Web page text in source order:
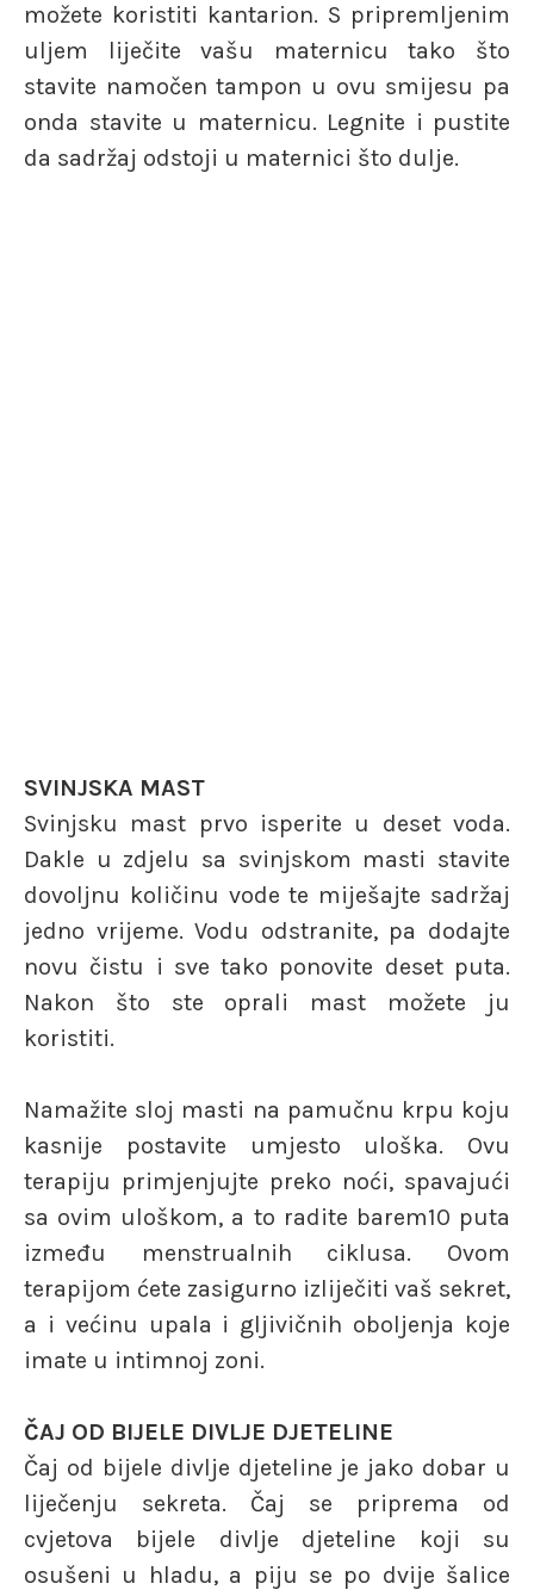
možete koristiti kantarion. S pripremljenim
uljem liječite vašu maternicu tako što
stavite namočen tampon u ovu smijesu pa
onda stavite u maternicu. Legnite i pustite
da sadržaj odstoji u maternici što dulje.
SVINJSKA MAST
Svinjsku mast prvo isperite u deset voda.
Dakle u zdjelu sa svinjskom masti stavite
dovoljnu količinu vode te miješajte sadržaj
jedno vrijeme. Vodu odstranite, pa dodajte
novu čistu i sve tako ponovite deset puta.
Nakon što ste oprali mast možete ju
koristiti.
Namažite sloj masti na pamučnu krpu koju
kasnije postavite umjesto uloška. Ovu
terapiju primjenjujte preko noći, spavajući
sa ovim uloškom, a to radite barem10 puta
između menstrualnih ciklusa. Ovom
terapijom ćete zasigurno izliječiti vaš sekret,
a i većinu upala i gljivičnih oboljenja koje
imate u intimnoj zoni.
ČAJ OD BIJELE DIVLJE DJETELINE
Čaj od bijele divlje djeteline je jako dobar u
liječenju sekreta. Čaj se priprema od
cvjetova bijele divlje djeteline koji su
osušeni u hladu, a piju se po dvije šalice